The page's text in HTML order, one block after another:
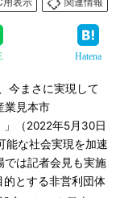
Hatena
今まさに実現して
業見本市
」（2022年5月30日
能な社会実現を加速
では記者会見も実施
とする非営利団体